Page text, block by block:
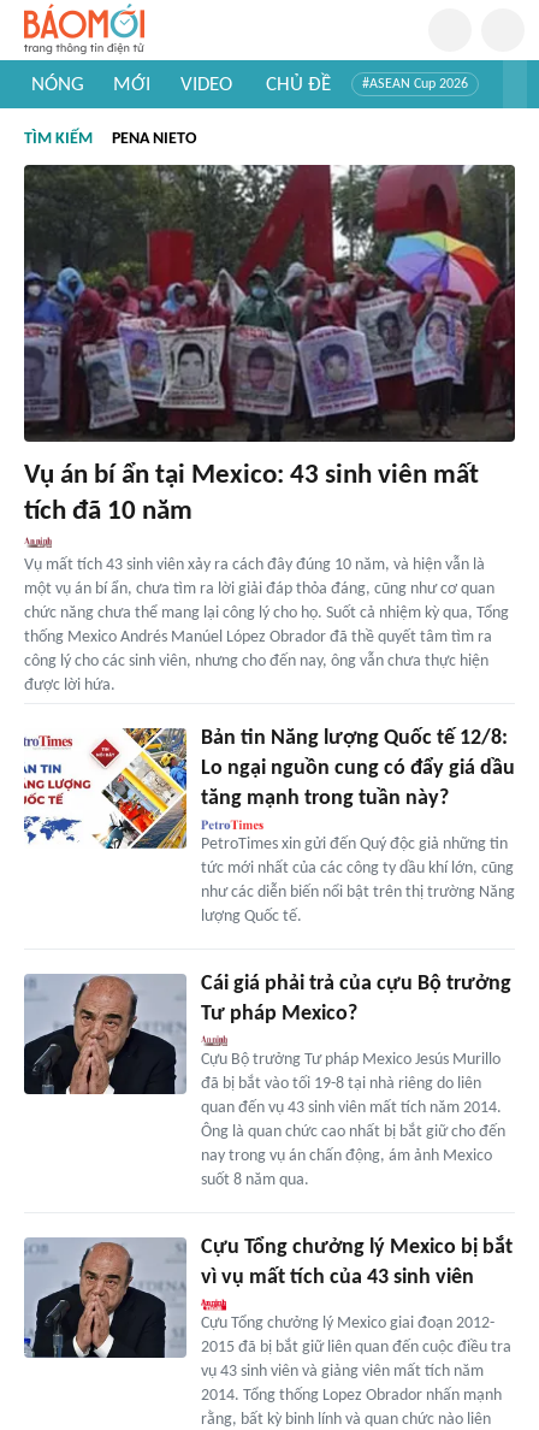
NÓNG MỚI VIDEO CHỦ ĐỀ #ASEAN Cup 2026
#Khám phá thế giới
TÌM KIẾM PENA NIETO
Vụ án bí ẩn tại Mexico: 43 sinh viên mất
tích đã 10 năm
Vụ mất tích 43 sinh viên xảy ra cách đây đúng 10 năm, và hiện vẫn là
một vụ án bí ẩn, chưa tìm ra lời giải đáp thỏa đáng, cũng như cơ quan
chức năng chưa thể mang lại công lý cho họ. Suốt cả nhiệm kỳ qua, Tổng
thống Mexico Andrés Manúel López Obrador đã thề quyết tâm tìm ra
công lý cho các sinh viên, nhưng cho đến nay, ông vẫn chưa thực hiện
được lời hứa.
Bản tin Năng lượng Quốc tế 12/8:
Lo ngại nguồn cung có đẩy giá dầu
tăng mạnh trong tuần này?
PetroTimes xin gửi đến Quý độc giả những tin
tức mới nhất của các công ty dầu khí lớn, cũng
như các diễn biến nổi bật trên thị trường Năng
lượng Quốc tế.
Cái giá phải trả của cựu Bộ trưởng
Tư pháp Mexico?
Cựu Bộ trưởng Tư pháp Mexico Jesús Murillo
đã bị bắt vào tối 19-8 tại nhà riêng do liên
quan đến vụ 43 sinh viên mất tích năm 2014.
Ông là quan chức cao nhất bị bắt giữ cho đến
nay trong vụ án chấn động, ám ảnh Mexico
suốt 8 năm qua.
Cựu Tổng chưởng lý Mexico bị bắt
vì vụ mất tích của 43 sinh viên
Cựu Tổng chưởng lý Mexico giai đoạn 2012-
2015 đã bị bắt giữ liên quan đến cuộc điều tra
vụ 43 sinh viên và giảng viên mất tích năm
2014. Tổng thống Lopez Obrador nhấn mạnh
rằng, bất kỳ binh lính và quan chức nào liên